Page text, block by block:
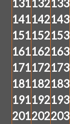
131132133
141142143
151152153
161162163
171172173
181182183
191192193
201202203